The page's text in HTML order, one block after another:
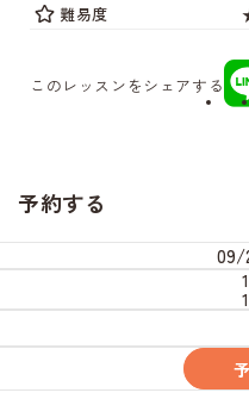
難易度
このレッスンをシェアする
予約する
09/